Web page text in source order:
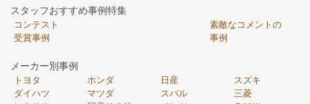
スタッフおすすめ事例特集
コンテスト
受賞事例
素敵なコメントの
事例
メーカー別事例
トヨタ ホンダ 日産
スズキ
ダイハツ
マツダ スバル
三菱